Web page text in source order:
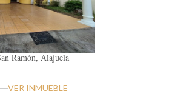
Ramón, Alajuela
VER INMUEBLE